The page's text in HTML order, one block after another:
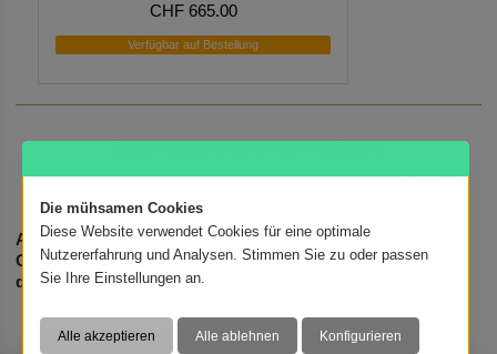
CHF 665.00
Verfügbar auf Bestellung
Achtung: Für die Schnorchel wird ein zusätzliches
Gutachten benötigt. Bitte kontaktiere uns vor dem Kauf ob
dieses für das Fahrzeug erhältlich ist.
Die mühsamen Cookies
Diese Website verwendet Cookies für eine optimale
Nutzererfahrung und Analysen. Stimmen Sie zu oder passen
Sie Ihre Einstellungen an.